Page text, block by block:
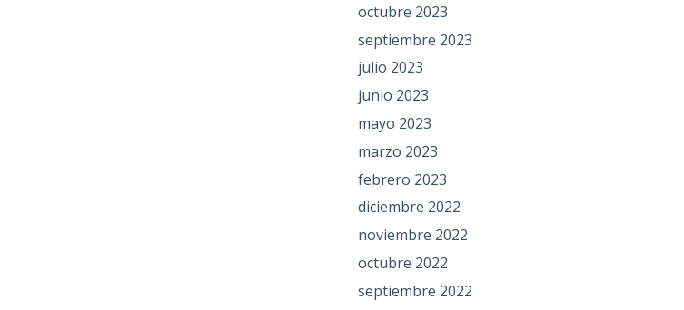
octubre 2023
septiembre 2023
julio 2023
junio 2023
mayo 2023
marzo 2023
febrero 2023
diciembre 2022
noviembre 2022
octubre 2022
septiembre 2022